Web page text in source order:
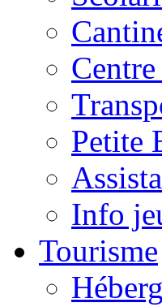
Petite
Info
Tourisme